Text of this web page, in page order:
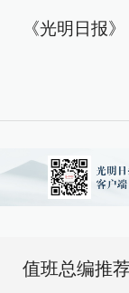
《光明日报
值班总编推荐